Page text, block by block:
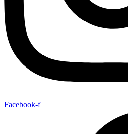
Facebook-f